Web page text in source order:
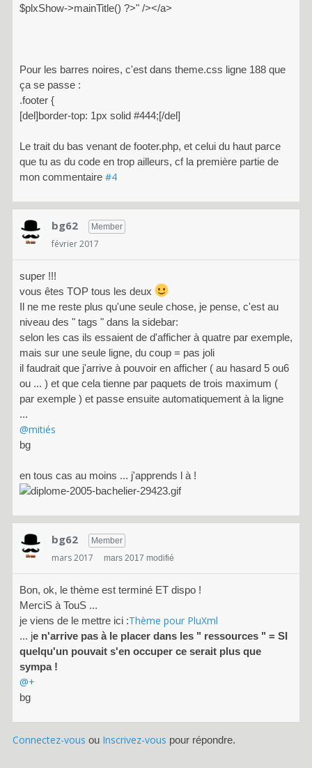
$plxShow->mainTitle() ?>" /></a>
Pour les barres noires, c'est dans theme.css ligne 188 que
ça se passe :
.footer {
[del]border-top: 1px solid #444;[/del]
Le trait du bas venant de footer.php, et celui du haut parce
que tu as du code en trop ailleurs, cf la première partie de
mon commentaire #4
bg62 Member
février 2017
super !!!
vous êtes TOP tous les deux
Il ne me reste plus qu'une seule chose, je pense, c'est au
niveau des " tags " dans la sidebar:
selon les cas ils essaient de d'afficher à quatre par exemple,
mais sur une seule ligne, du coup = pas joli
il faudrait que j'arrive à pouvoir en afficher ( au hasard 5 ou6
ou ... ) et que cela tienne par paquets de trois maximum (
par exemple ) et passe ensuite automatiquement à la ligne
...
@mitiés
bg
en tous cas au moins ... j'apprends l à !
bg62 Member
mars 2017 mars 2017 modifié
Bon, ok, le thème est terminé ET dispo !
MerciS à TouS ...
je viens de le mettre ici :Thème pour PluXml
... je n'arrive pas à le placer dans les " ressources " = SI
quelqu'un pouvait s'en occuper ce serait plus que
sympa !
@+
bg
Connectez-vous ou Inscrivez-vous pour répondre.